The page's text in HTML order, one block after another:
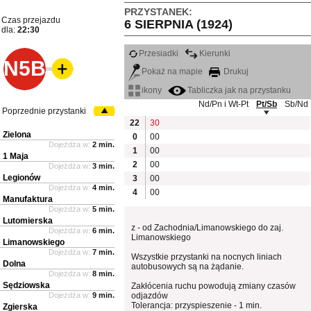
PRZYSTANEK:
6 SIERPNIA (1924)
Czas przejazdu
dla: 22:30
N5B
Przesiadki
Kierunki
Pokaż na mapie
Drukuj
ikony
Tabliczka jak na przystanku
Nd/Pn i Wt-Pt
Pt/Sb
Sb/Nd
22
30
0
00
1
00
2
00
3
00
4
00
z - od Zachodnia/Limanowskiego do zaj.
Limanowskiego
Wszystkie przystanki na nocnych liniach
autobusowych są na żądanie.
Zakłócenia ruchu powodują zmiany czasów
odjazdów
Tolerancja: przyspieszenie - 1 min.
Poprzednie przystanki
Zielona
Dojeżdża w: 2 min.
1 Maja
Dojeżdża w: 3 min.
Legionów
Dojeżdża w: 4 min.
Manufaktura
Dojeżdża w: 5 min.
Lutomierska
Dojeżdża w: 6 min.
Limanowskiego
Dojeżdża w: 7 min.
Dolna
Dojeżdża w: 8 min.
Sędziowska
Dojeżdża w: 9 min.
Zgierska